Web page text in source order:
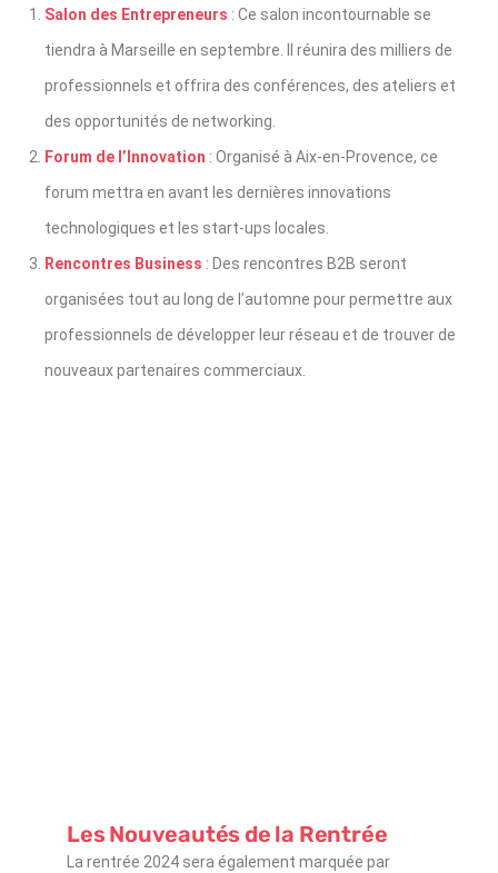
Salon des Entrepreneurs : Ce salon incontournable se
tiendra à Marseille en septembre. Il réunira des milliers de
professionnels et offrira des conférences, des ateliers et
des opportunités de networking.
Forum de l’Innovation : Organisé à Aix-en-Provence, ce
forum mettra en avant les dernières innovations
technologiques et les start-ups locales.
Rencontres Business : Des rencontres B2B seront
organisées tout au long de l’automne pour permettre aux
professionnels de développer leur réseau et de trouver de
nouveaux partenaires commerciaux.
Les Nouveautés de la Rentrée
La rentrée 2024 sera également marquée par